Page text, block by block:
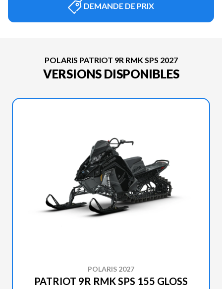
DEMANDE DE PRIX
POLARIS PATRIOT 9R RMK SPS 2027
VERSIONS DISPONIBLES
POLARIS 2027
PATRIOT 9R RMK SPS 155 GLOSS